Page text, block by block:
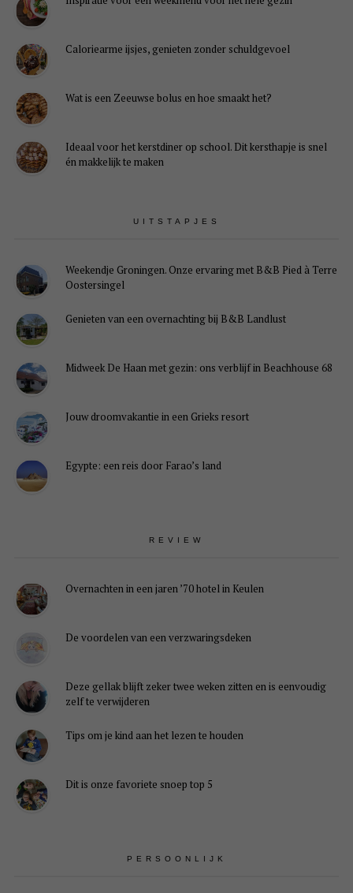
Caloriearme ijsjes, genieten zonder schuldgevoel
Wat is een Zeeuwse bolus en hoe smaakt het?
Ideaal voor het kerstdiner op school. Dit kersthapje is snel
én makkelijk te maken
UITSTAPJES
Weekendje Groningen. Onze ervaring met B&B Pied à Terre
Oostersingel
Genieten van een overnachting bij B&B Landlust
Midweek De Haan met gezin: ons verblijf in Beachhouse 68
Jouw droomvakantie in een Grieks resort
Egypte: een reis door Farao’s land
REVIEW
Overnachten in een jaren ’70 hotel in Keulen
De voordelen van een verzwaringsdeken
Deze gellak blijft zeker twee weken zitten en is eenvoudig
zelf te verwijderen
Tips om je kind aan het lezen te houden
Dit is onze favoriete snoep top 5
PERSOONLIJK